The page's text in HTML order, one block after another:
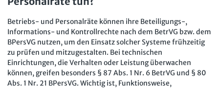
Betriebs- und Personalräte können ihre Beteiligungs-,
Informations- und Kontrollrechte nach dem BetrVG bzw. dem
BPersVG nutzen, um den Einsatz solcher Systeme frühzeitig
zu prüfen und mitzugestalten. Bei technischen
Einrichtungen, die Verhalten oder Leistung überwachen
können, greifen besonders § 87 Abs. 1 Nr. 6 BetrVG und § 80
Abs. 1 Nr. 21 BPersVG. Wichtig ist, Funktionsweise,